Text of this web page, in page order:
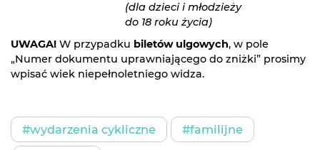
(dla dzieci i młodzieży
do 18 roku życia)
UWAGA! W przypadku biletów ulgowych, w pole
„Numer dokumentu uprawniającego do zniżki” prosimy
wpisać wiek niepełnoletniego widza.
#wydarzenia cykliczne #familijne